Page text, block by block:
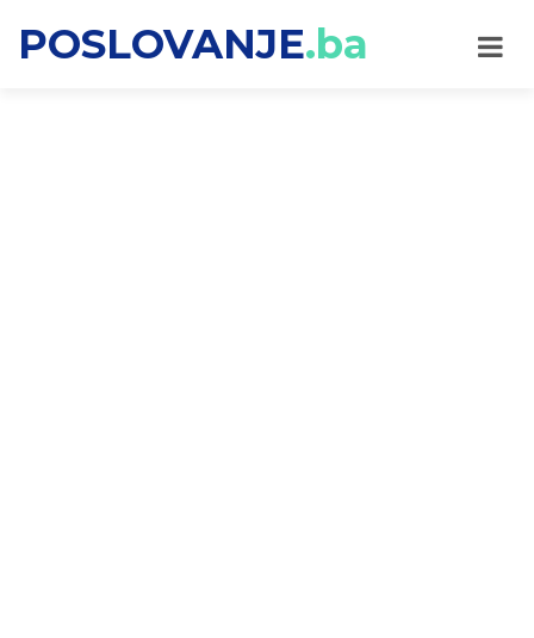
POSLOVANJE.ba